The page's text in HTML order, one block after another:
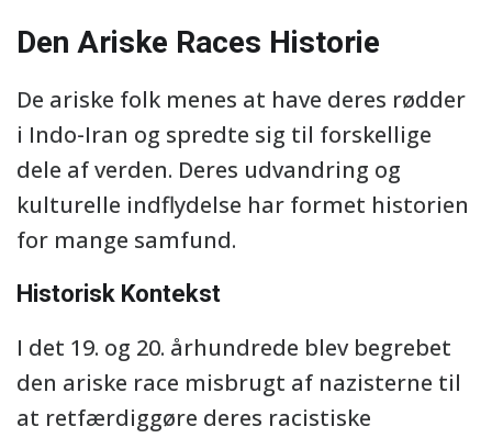
Den Ariske Races Historie
De ariske folk menes at have deres rødder
i Indo-Iran og spredte sig til forskellige
dele af verden. Deres udvandring og
kulturelle indflydelse har formet historien
for mange samfund.
Historisk Kontekst
I det 19. og 20. århundrede blev begrebet
den ariske race misbrugt af nazisterne til
at retfærdiggøre deres racistiske